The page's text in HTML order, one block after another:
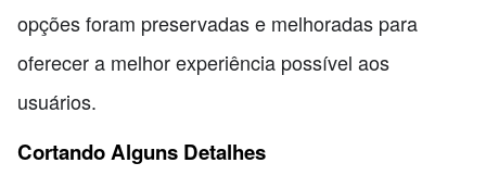
opções foram preservadas e melhoradas para
oferecer a melhor experiência possível aos
usuários.
Cortando Alguns Detalhes